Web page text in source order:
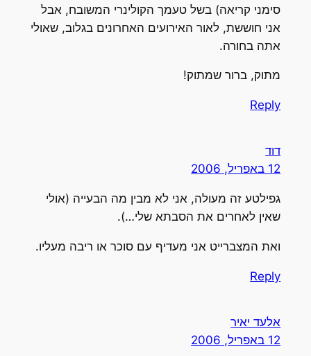
סימני קריאה) בשל טעמך הקולינרי המשובח, אבל
אני חוששת, לאור האירועים האחרונים בגלוב, שאולי
אתה בחורה.
מתוק, ברור שמתוק!
Reply
דוד
12 באפריל, 2006
גפילטע זה מעולה, אני לא מבין מה הבעייה (אולי
שאין לאחרים את הסבתא שלי…).
ואת המצברייט אני מעדיף עם סוכר או ריבה מעליו.
Reply
אלעד יאיר
12 באפריל, 2006